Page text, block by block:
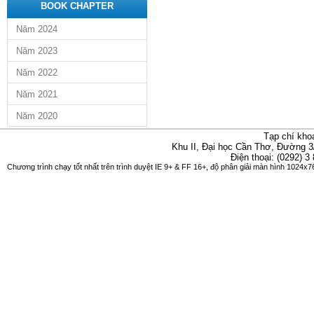
BOOK CHAPTER
Năm 2024
Năm 2023
Năm 2022
Năm 2021
Năm 2020
Tạp chí
Khu II, Đại học Cần Thơ, Đường
Điện thoại: (0292)
Chương trình chạy tốt nhất trên trình duyệt IE 9+ & FF 16+, độ phân giải màn hình